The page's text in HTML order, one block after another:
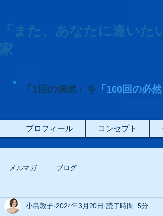
「また、あなたに逢い
家
「1回の偶然」を 「100回の必然
プロフィール コンセプト
メルマガ ブログ
小島敦子 2024年3月20日 読了時間: 5分